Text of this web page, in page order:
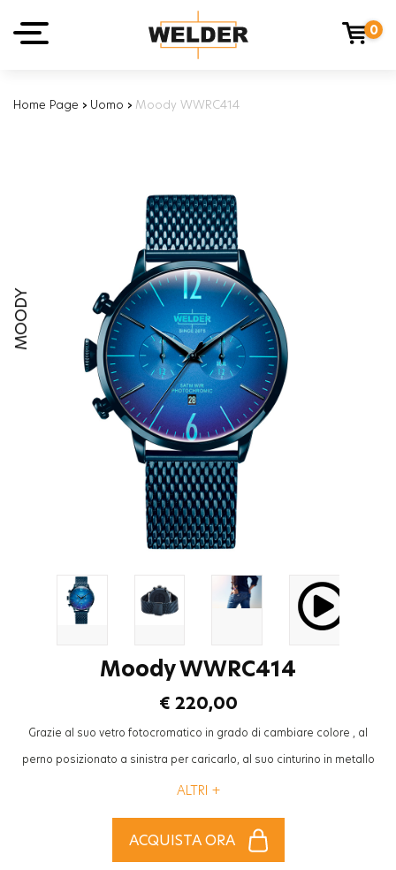
0
Home Page › Uomo › Moody WWRC414
MOODY
Moody WWRC414
€ 220,00
Grazie al suo vetro fotocromatico in grado di cambiare colore , al
perno posizionato a sinistra per caricarlo, al suo cinturino in metallo
mesh ad aspetto “cool”, la collezione “Breezy” Welder Moody sarà
ALTRI +
ACQUISTA ORA